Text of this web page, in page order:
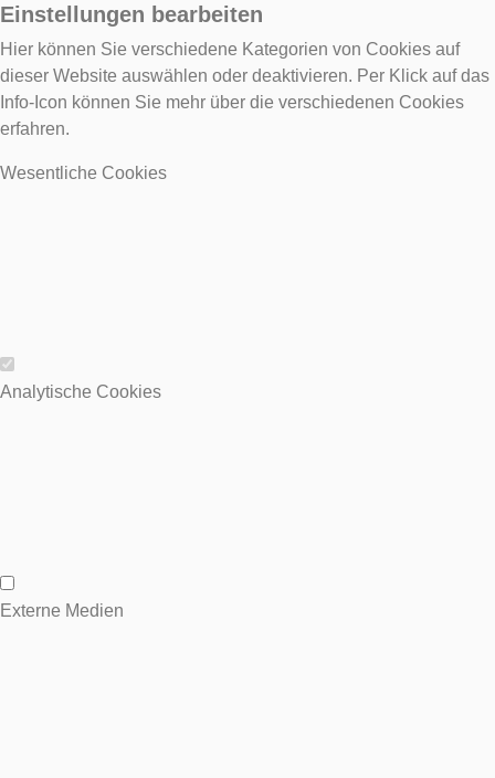
Einstellungen bearbeiten
Hier können Sie verschiedene Kategorien von Cookies auf
dieser Website auswählen oder deaktivieren. Per Klick auf das
Info-Icon können Sie mehr über die verschiedenen Cookies
erfahren.
Wesentliche Cookies
Wesentliche Cookies
Analytische Cookies
Analytische Cookies
Externe Medien